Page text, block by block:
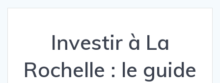
Investir à La
Rochelle : le guide